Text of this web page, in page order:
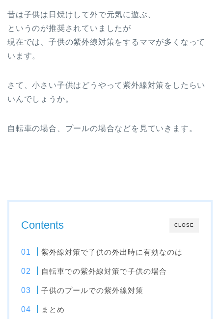
昔は子供は日焼けして外で元気に遊ぶ、
というのが推奨されていましたが
現在では、子供の紫外線対策をするママが多くなって
います。
さて、小さい子供はどうやって紫外線対策をしたらい
いんでしょうか。
自転車の場合、プールの場合などを見ていきます。
CLOSE
Contents
紫外線対策で子供の外出時に有効なのは
自転車での紫外線対策で子供の場合
子供のプールでの紫外線対策
まとめ